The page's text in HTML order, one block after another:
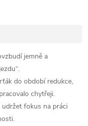
jemně a
do období redukce,
chytřeji.
udržet fokus na práci